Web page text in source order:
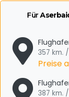
Für
357 km.
Preise
387 km.